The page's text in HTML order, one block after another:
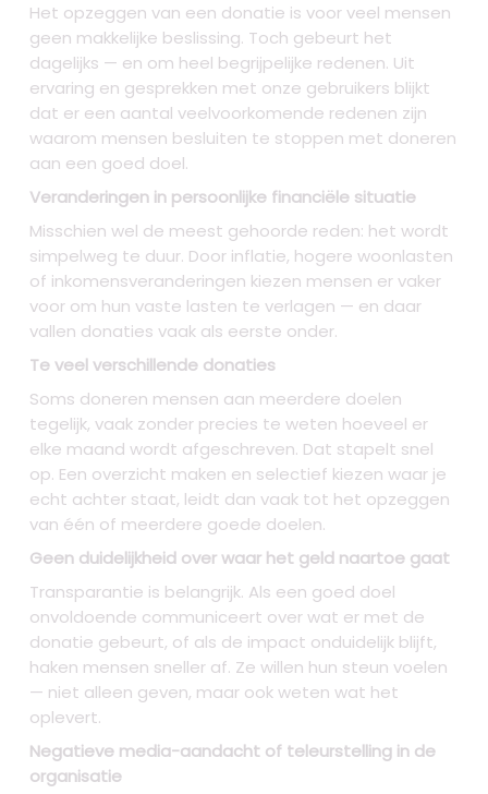
Het opzeggen van een donatie is voor veel mensen
geen makkelijke beslissing. Toch gebeurt het
dagelijks — en om heel begrijpelijke redenen. Uit
ervaring en gesprekken met onze gebruikers blijkt
dat er een aantal veelvoorkomende redenen zijn
waarom mensen besluiten te stoppen met doneren
aan een goed doel.
Veranderingen in persoonlijke financiële situatie
Misschien wel de meest gehoorde reden: het wordt
simpelweg te duur. Door inflatie, hogere woonlasten
of inkomensveranderingen kiezen mensen er vaker
voor om hun vaste lasten te verlagen — en daar
vallen donaties vaak als eerste onder.
Te veel verschillende donaties
Soms doneren mensen aan meerdere doelen
tegelijk, vaak zonder precies te weten hoeveel er
elke maand wordt afgeschreven. Dat stapelt snel
op. Een overzicht maken en selectief kiezen waar je
echt achter staat, leidt dan vaak tot het opzeggen
van één of meerdere goede doelen.
Geen duidelijkheid over waar het geld naartoe gaat
Transparantie is belangrijk. Als een goed doel
onvoldoende communiceert over wat er met de
donatie gebeurt, of als de impact onduidelijk blijft,
haken mensen sneller af. Ze willen hun steun voelen
— niet alleen geven, maar ook weten wat het
oplevert.
Negatieve media-aandacht of teleurstelling in de
organisatie